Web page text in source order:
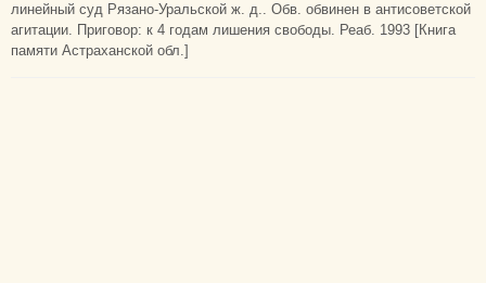
линейный суд Рязано-Уральской ж. д.. Обв. обвинен в антисоветской
агитации. Приговор: к 4 годам лишения свободы. Реаб. 1993 [Книга
памяти Астраханской обл.]